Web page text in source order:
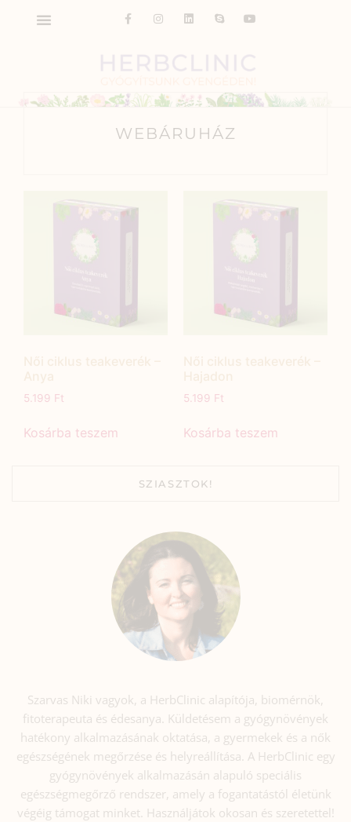
WEBÁRUHÁZ
5.199 Ft
Kosárba teszem
5.199 Ft
Kosárba teszem
SZIASZTOK!
Szarvas Niki vagyok, a HerbClinic alapítója, biomérnök,
fitoterapeuta és édesanya. Küldetésem a gyógynövények
hatékony alkalmazásának oktatása, a gyermekek és a nők
egészségének megőrzése és helyreállítása. A HerbClinic egy
gyógynövények alkalmazásán alapuló speciális
egészségmegőrző rendszer, amely a fogantatástól életünk
végéig támogat minket. Használjátok okosan és szeretettel!